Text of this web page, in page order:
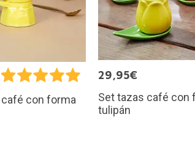
con forma
29,95€
Set tazas café con
tulipán